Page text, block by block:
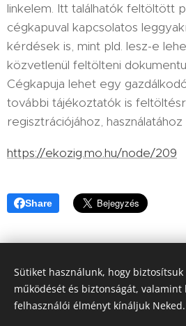
linkelem. Itt találhatók feltöltött
cégkapuval kapcsolatos
kérdések is, mint pld. lesz-e
közvetlenül feltölteni
Cégkapuja lehet egy
további tájékoztatók is
regisztrációjához,
https://ekozig.mo.hu/node/209
Share
Sütiket használunk, hogy
működését és biztonságát,
felhasználói élményt kínáljuk Neked.